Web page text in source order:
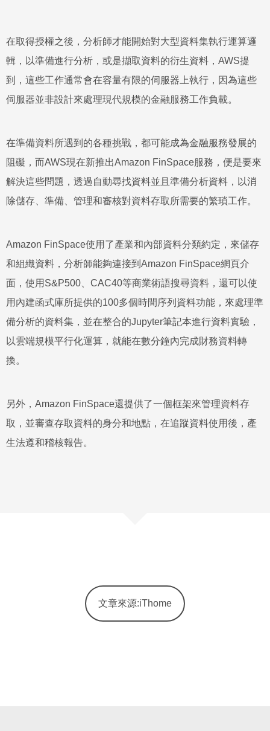
在取得授權之後，分析師才能開始對大型資料集執行運算邏
輯，以準備進行分析，或是擷取資料的衍生資料，AWS提
到，這些工作通常會在容量有限的伺服器上執行，因為這些
伺服器並非設計來處理現代規模的金融服務工作負載。
在準備資料所遇到的各種挑戰，都可能成為金融服務發展的
阻礙，而AWS現在新推出Amazon FinSpace服務，便是要來
解決這些問題，透過自動尋找資料並且準備分析資料，以消
除儲存、準備、管理和審核對資料存取所需要的繁瑣工作。
Amazon FinSpace使用了產業和內部資料分類約定，來儲存
和組織資料，分析師能夠連接到Amazon FinSpace網頁介
面，使用S&P500、CAC40等商業術語搜尋資料，還可以使
用內建函式庫所提供的100多個時間序列資料功能，來處理準
備分析的資料集，並在整合的Jupyter筆記本進行資料實驗，
以雲端規模平行化運算，就能在數分鐘內完成財務資料轉
換。
另外，Amazon FinSpace還提供了一個框架來管理資料存
取，並審查存取資料的身分和地點，在追蹤資料使用後，產
生法遵和稽核報告。
文章來源:iThome